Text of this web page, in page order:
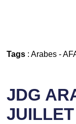
Tags: Arabes-
JDG